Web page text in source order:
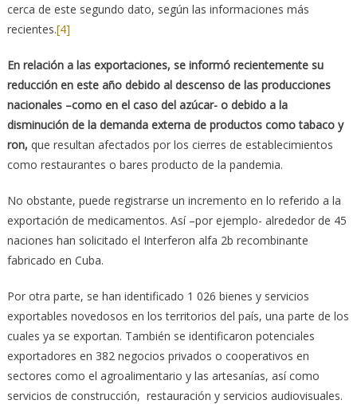
cerca de este segundo dato, según las informaciones más
recientes.[4]
En relación a las exportaciones, se informó recientemente su
reducción en este año debido al descenso de las producciones
nacionales –como en el caso del azúcar- o debido a la
disminución de la demanda externa de productos como tabaco y
ron, que resultan afectados por los cierres de establecimientos
como restaurantes o bares producto de la pandemia.
No obstante, puede registrarse un incremento en lo referido a la
exportación de medicamentos. Así –por ejemplo- alrededor de 45
naciones han solicitado el Interferon alfa 2b recombinante
fabricado en Cuba.
Por otra parte, se han identificado 1 026 bienes y servicios
exportables novedosos en los territorios del país, una parte de los
cuales ya se exportan. También se identificaron potenciales
exportadores en 382 negocios privados o cooperativos en
sectores como el agroalimentario y las artesanías, así como
servicios de construcción, restauración y servicios audiovisuales.